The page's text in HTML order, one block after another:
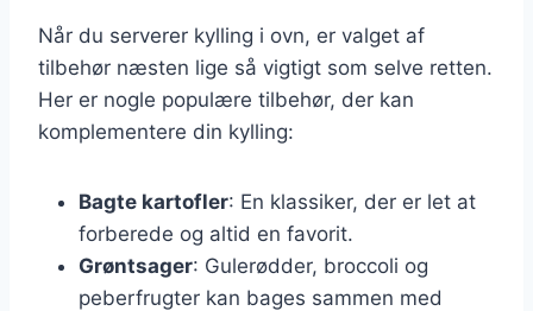
Når du serverer kylling i ovn, er valget af
tilbehør næsten lige så vigtigt som selve retten.
Her er nogle populære tilbehør, der kan
komplementere din kylling:
Bagte kartofler: En klassiker, der er let at
forberede og altid en favorit.
Grøntsager: Gulerødder, broccoli og
peberfrugter kan bages sammen med